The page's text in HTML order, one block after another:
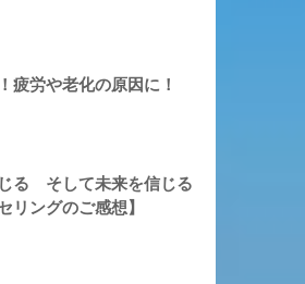
疲労や老化の原因に！
る そして未来を信じる
リングのご感想】